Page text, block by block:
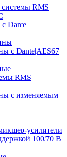
системы RMS
Dante
с Dante|AES67
RMS
с изменяемым
усилители
100/70 В